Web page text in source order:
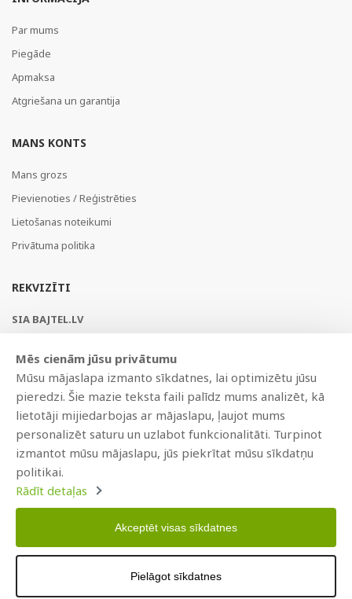
Par mums
Piegāde
Apmaksa
Atgriešana un garantija
MANS KONTS
Mans grozs
Pievienoties / Reģistrēties
Lietošanas noteikumi
Privātuma politika
REKVIZĪTI
SIA BAJTEL.LV
Brīvības gatve 214b, Rīga, LV-1039, Latvija
AS Swedbank, HABALV22
LV53HABA0551019240274
Izstrādāts
Mēs cienām jūsu privātumu
Mūsu mājaslapa izmanto sīkdatnes, lai optimizētu jūsu
pieredzi. Šie mazie teksta faili palīdz mums analizēt, kā
lietotāji mijiedarbojas ar mājaslapu, ļaujot mums
personalizēt saturu un uzlabot funkcionalitāti. Turpinot
izmantot mūsu mājaslapu, jūs piekrītat mūsu sīkdatņu
politikai.
Rādīt detaļas
Akceptēt visas sīkdatnes
Pielāgot sīkdatnes